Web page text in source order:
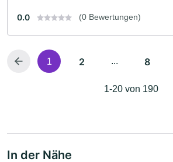
0.0 (0 Bewertungen)
1 2 ... 8
1-20 von 190
In der Nähe